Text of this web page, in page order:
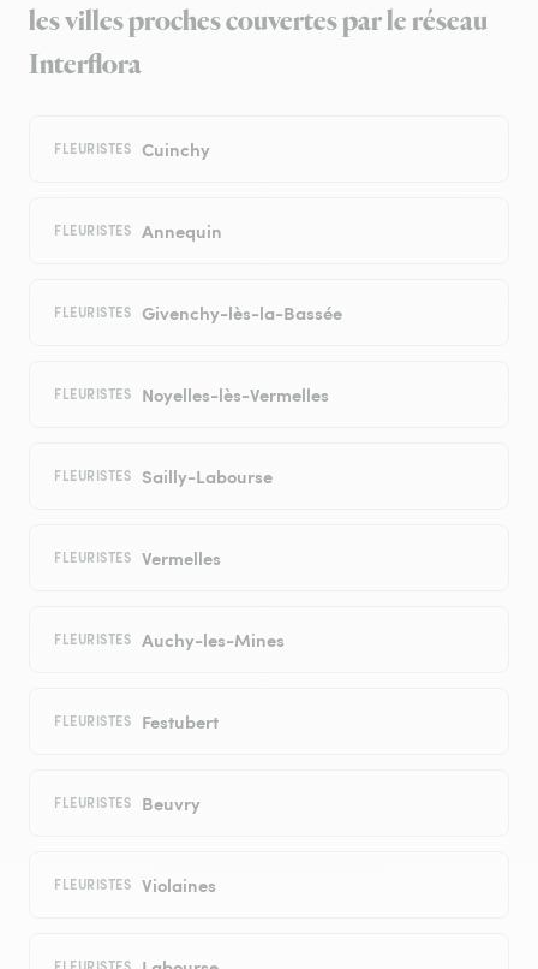
les villes proches couvertes par le réseau
Interflora
FLEURISTES Cuinchy
FLEURISTES Annequin
FLEURISTES Givenchy-lès-la-Bassée
FLEURISTES Noyelles-lès-Vermelles
FLEURISTES Sailly-Labourse
FLEURISTES Vermelles
FLEURISTES Auchy-les-Mines
FLEURISTES Festubert
FLEURISTES Beuvry
FLEURISTES Violaines